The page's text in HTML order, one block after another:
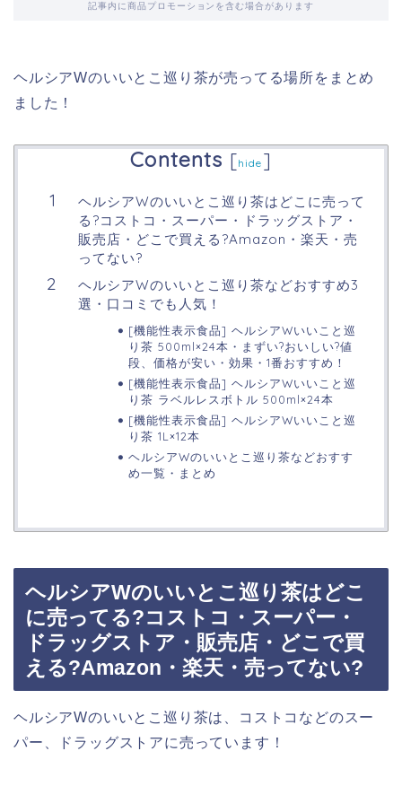
記事内に商品プロモーションを含む場合があります
ヘルシアWのいいとこ巡り茶が売ってる場所をまとめ
ました！
Contents [hide ]
ヘルシアWのいいとこ巡り茶はどこに売って
る?コストコ・スーパー・ドラッグストア・
販売店・どこで買える?Amazon・楽天・売
ってない?
ヘルシアWのいいとこ巡り茶などおすすめ3
選・口コミでも人気！
[機能性表示食品] ヘルシアWいいこと巡
り茶 500ml×24本・まずい?おいしい?値
段、価格が安い・効果・1番おすすめ！
[機能性表示食品] ヘルシアWいいこと巡
り茶 ラベルレスボトル 500ml×24本
[機能性表示食品] ヘルシアWいいこと巡
り茶 1L×12本
ヘルシアWのいいとこ巡り茶などおすす
め一覧・まとめ
ヘルシアWのいいとこ巡り茶はどこ
に売ってる?コストコ・スーパー・
ドラッグストア・販売店・どこで買
える?Amazon・楽天・売ってない?
ヘルシアWのいいとこ巡り茶は、コストコなどのスー
パー、ドラッグストアに売っています！